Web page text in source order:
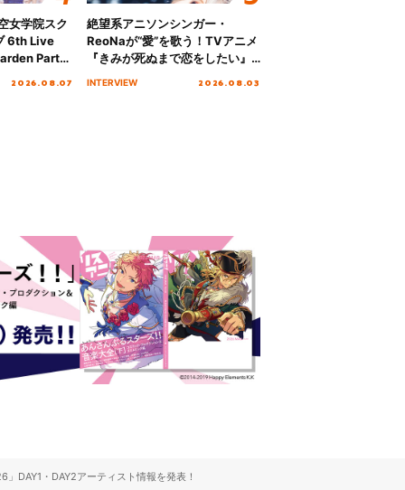
女学院スク
6th Live
Party
2026.08.07
絶望系アニソンシンガー・
ReoNaが“愛”を歌う！TVアニメ
『きみが死ぬまで恋をしたい』
INTERVIEW 2026.08.03
DAY1・DAY2アーティスト情報を発表！